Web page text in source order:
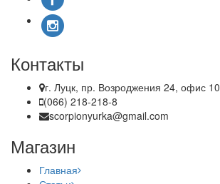
Контакты
г. Луцк, пр. Возроджения 24, офис 10
(066) 218-218-8
scorpionyurka@gmail.com
Магазин
Главная